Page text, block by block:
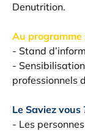
Denutrition.
Au programme
- Stand
-
professionnels
Le Saviez vous
- Les